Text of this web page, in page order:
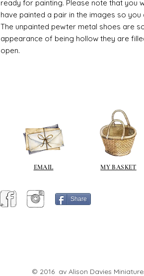
ready for painting. Please note that you
have painted a pair in the images so
The unpainted pewter metal shoes are
appearance of being hollow they are
open.
EMAIL MY BASKET
Share
© 2016 av Alison Davies